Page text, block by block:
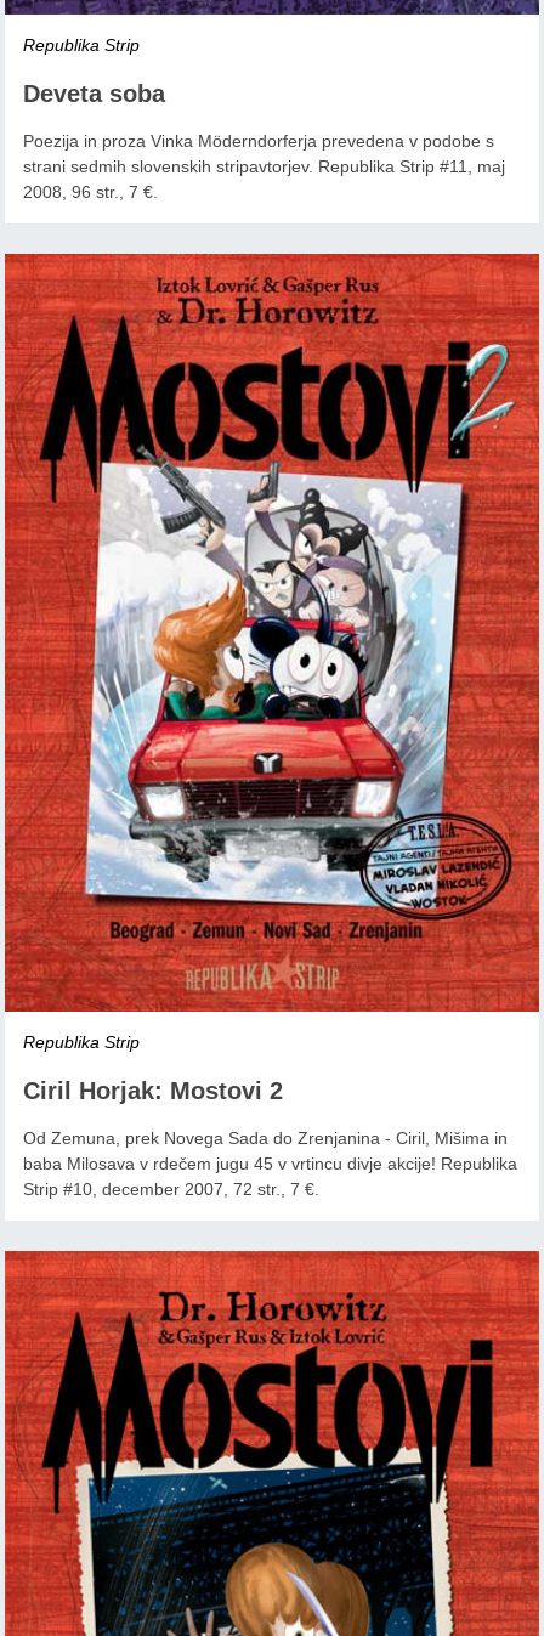
Republika Strip
Deveta soba
Poezija in proza Vinka Möderndorferja prevedena v podobe s
strani sedmih slovenskih stripavtorjev. Republika Strip #11, maj
2008, 96 str., 7 €.
Republika Strip
Ciril Horjak: Mostovi 2
Od Zemuna, prek Novega Sada do Zrenjanina - Ciril, Mišima in
baba Milosava v rdečem jugu 45 v vrtincu divje akcije! Republika
Strip #10, december 2007, 72 str., 7 €.